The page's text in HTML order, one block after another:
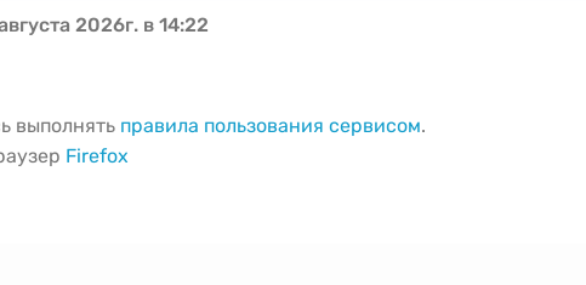
2026г. в 14:22
выполнять правила пользования сервисом.
Firefox